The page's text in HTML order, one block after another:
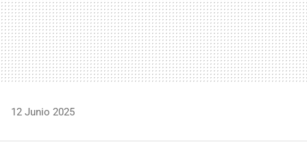
12 Junio 2025